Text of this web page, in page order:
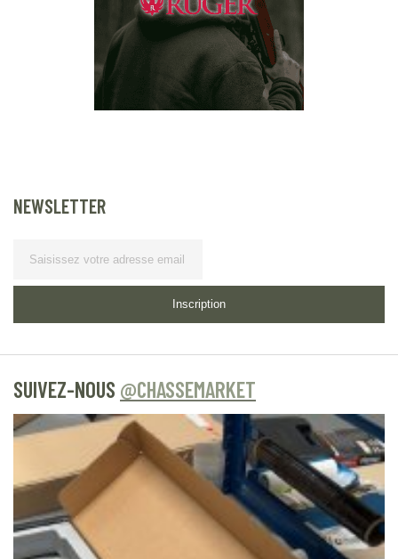
NEWSLETTER
Inscription
SUIVEZ-NOUS @CHASSEMARKET